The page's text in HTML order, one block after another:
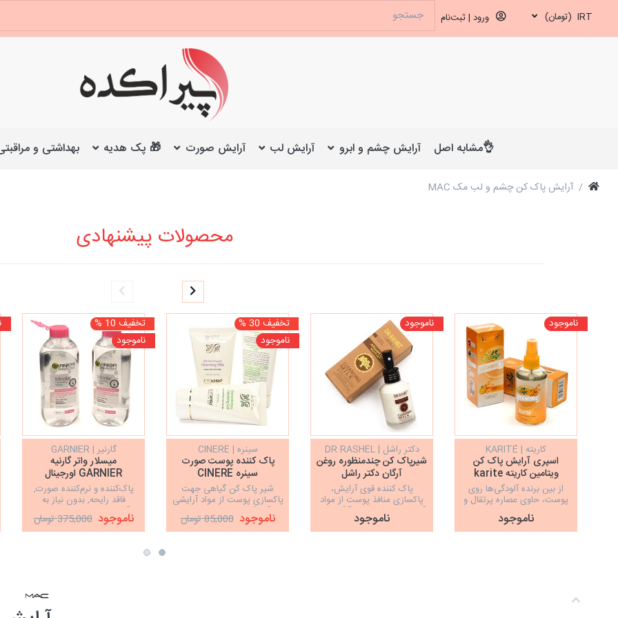
IRT (تومان) ورود | ثبت‌نام
👌مشابه اصل آرایش چشم و ابرو آرایش لب آرایش صورت 🎁 پک هدیه بهداشتی و
آرایش پاک کن چشم و لب مک MAC
محصولات پیشنهادی
ناموجود
کاریته | KARITÉ
اسپری آرایش پاک کن
ویتامین کاریته karite
از بین برنده آلودگی‌ها روی
پوست، حاوی عصاره پرتقال و
چای سبز و انواع ویتامین‌ها، با
رایحه پرتقال
ناموجود
ناموجود
دکتر راشل | DR RASHEL
شیرپاک کن چندمنظوره روغن
آرگان دکتر راشل
DR.RASHEL
پاک کننده قوی آرایش،
پاکسازی منافذ پوست از مواد
آرایشی، حاوی روغن آرگان نرم
کننده و شاداب کننده پوست
ناموجود
تخفیف 30 %
ناموجود
سینره | CINERE
پاک کننده پوست صورت
سینره CINERE
شیر پاک کن گیاهی جهت
پاکسازی پوست از مواد آرایشی
و آلودگی‌ها، 150 میلی لیتر
ناموجود 85,000 تومان
تخفیف 10 %
ناموجود
گارنیر | GARNIER
میسلار واتر گارنیه
GARNIER اورجینال
پاک‌کننده و نرم‌کننده صورت,
فاقد رایحه, بدون نیاز به
آبکشی, مناسب برای انواع
پوست‌ ناموجود 375,000 تومان